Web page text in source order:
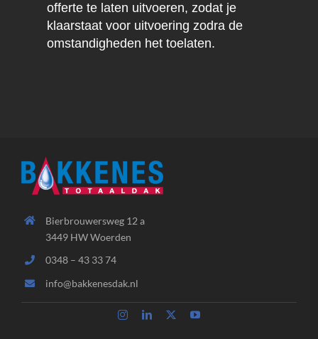
offerte te laten uitvoeren, zodat je
klaarstaat voor uitvoering zodra de
omstandigheden het toelaten.
Bierbrouwersweg 12 a
3449 HW Woerden
0348 – 43 33 74
info@bakkenesdak.nl